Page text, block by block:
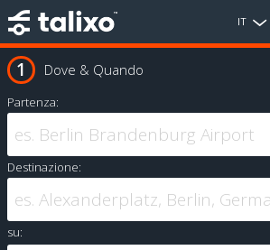
IT
Dove & Quando
Partenza:
Destinazione:
su: